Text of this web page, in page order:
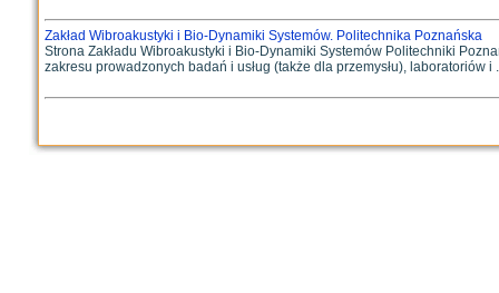
Zakład Wibroakustyki i Bio-Dynamiki Systemów. Politechnika Poznańska
Strona Zakładu Wibroakustyki i Bio-Dynamiki Systemów Politechniki
zakresu prowadzonych badań i usług (także dla przemysłu), laboratoriów i